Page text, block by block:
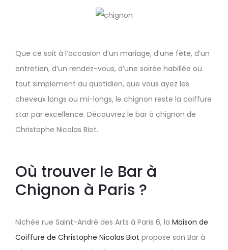
Que ce soit à l’occasion d’un mariage, d’une fête, d’un
entretien, d’un rendez-vous, d’une soirée habillée ou
tout simplement au quotidien, que vous ayez les
cheveux longs ou mi-longs, le chignon reste la coiffure
star par excellence. Découvrez le bar à chignon de
Christophe Nicolas Biot.
Où trouver le Bar à
Chignon à Paris ?
Nichée rue Saint-André des Arts à Paris 6, la Maison de
Coiffure de Christophe Nicolas Biot propose son Bar à